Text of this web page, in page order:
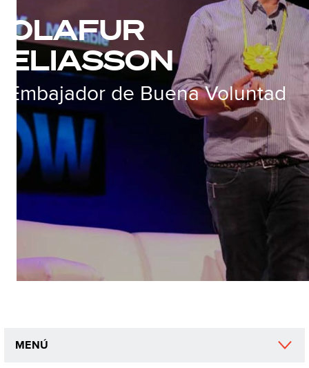
OLAFUR
ELIASSON
Embajador de Buena Voluntad
MENÚ